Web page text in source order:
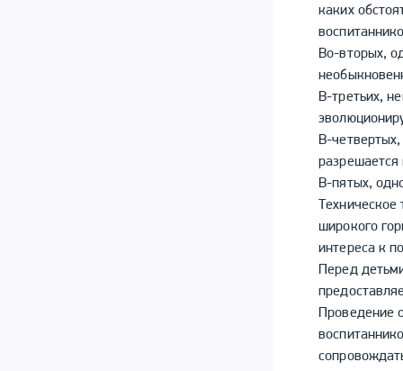
каких
Во-вторых,
В-третьих,
В-
разрешается
В-пятых,
широкого
интереса к
Перед